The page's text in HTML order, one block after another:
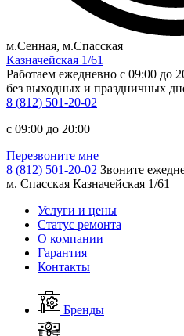
м.Сенная, м.Спасская
Казначейская 1/61
Работаем ежедневно c 09:00 до
без выходных и праздничных
8 (812) 501-20-02
c 09:00 до 20:00
Перезвоните мне
8 (812) 501-20-02 Звоните
м. Спасская Казначейская 1/61
Услуги и цены
Статус ремонта
О компании
Гарантия
Контакты
Бренды